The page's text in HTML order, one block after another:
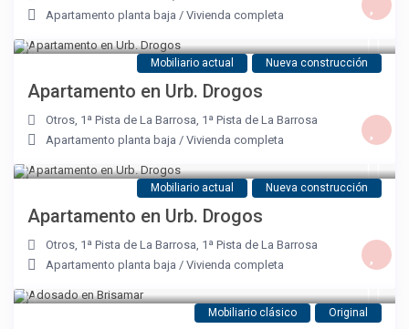
Apartamento planta baja /Vivienda completa
Mobiliario actual Nueva construcción
Apartamento en Urb. Drogos
Otros, 1ª Pista de La Barrosa, 1ª Pista de La Barrosa
Apartamento planta baja /Vivienda completa
Mobiliario actual Nueva construcción
Apartamento en Urb. Drogos
Otros, 1ª Pista de La Barrosa, 1ª Pista de La Barrosa
Apartamento planta baja /Vivienda completa
Mobiliario clásico Original